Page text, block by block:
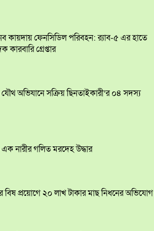
কায়দায় ফেনসিডিল পরিবহন: র‍্যাব-৫ এর হাতে
গ্রেপ্তার
অভিযানে সক্রিয় ছিনতাইকারী’র ০৪ সদস্য
নারীর গলিত মরদেহ উদ্ধার
বিষ প্রয়োগে ২০ লাখ টাকার মাছ নিধনের অভিযোগ